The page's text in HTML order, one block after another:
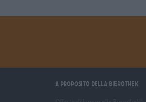
A proposito della Bierothek